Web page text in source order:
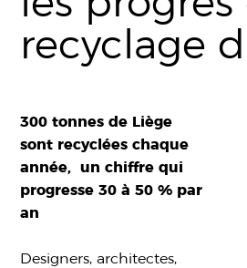
recyclage
300 tonnes de Liège
sont recyclées chaque
année, un chiffre qui
progresse 30 à 50 % par
an
Designers, architectes,